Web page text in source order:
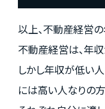
以上、不動産経営の
不動産経営は、年収
しかし年収が低い
には高い人なりの